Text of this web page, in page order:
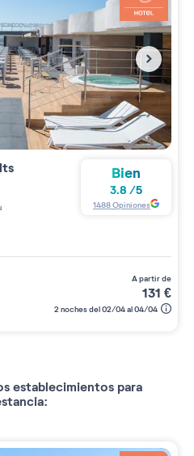
5
Bien
3.8 /5
1488Opiniones
a partir de
131 €
2 noches del 02/04 al 04/04
establecimientos para